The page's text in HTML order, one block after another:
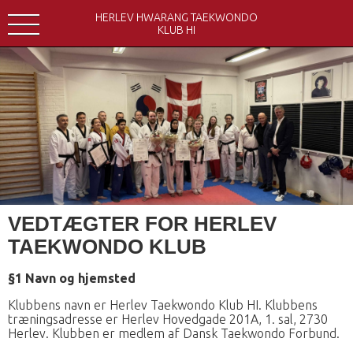
HERLEV HWARANG TAEKWONDO
KLUB HI
VEDTÆGTER FOR HERLEV
TAEKWONDO KLUB
§1 Navn og hjemsted
Klubbens navn er Herlev Taekwondo Klub HI. Klubbens
træningsadresse er Herlev Hovedgade 201A, 1. sal, 2730
Herlev. Klubben er medlem af Dansk Taekwondo Forbund.